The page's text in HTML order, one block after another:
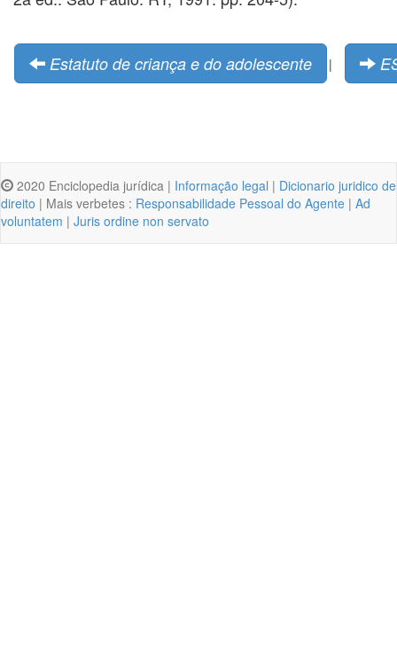
Estatuto de criança e do adolescente |
2020 Enciclopedia jurídica | Informação legal | Dicionario juridico de
direito | Mais verbetes : Responsabilidade Pessoal do Agente | Ad
voluntatem | Juris ordine non servato